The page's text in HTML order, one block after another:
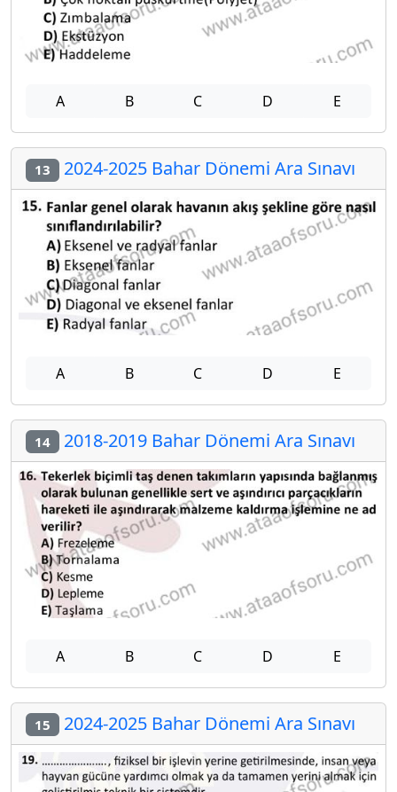
A B C D E
13 2024-2025 Bahar Dönemi Ara Sınavı
A B C D E
14 2018-2019 Bahar Dönemi Ara Sınavı
A B C D E
15 2024-2025 Bahar Dönemi Ara Sınavı